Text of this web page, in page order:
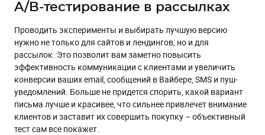
A/B-тестирование в рассылках
Проводить эксперименты и выбирать лучшую версию
нужно не только для сайтов и лендингов, но и для
рассылок. Это позволит вам заметно повысить
эффективность коммуникации с клиентами и увеличить
конверсии ваших email, сообщений в Вайбере, SMS и пуш-
уведомлений. Больше не придется спорить, какой вариант
письма лучше и красивее, что сильнее привлечет внимание
клиентов и заставит их совершить покупку – объективный
тест сам все покажет.